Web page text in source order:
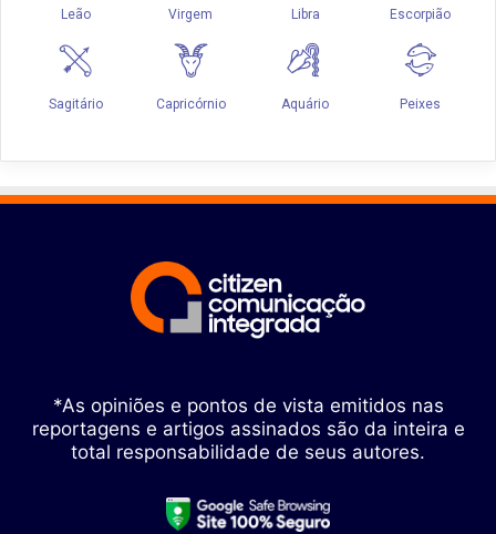
*As opiniões e pontos de vista emitidos nas
reportagens e artigos assinados são da inteira e
total responsabilidade de seus autores.